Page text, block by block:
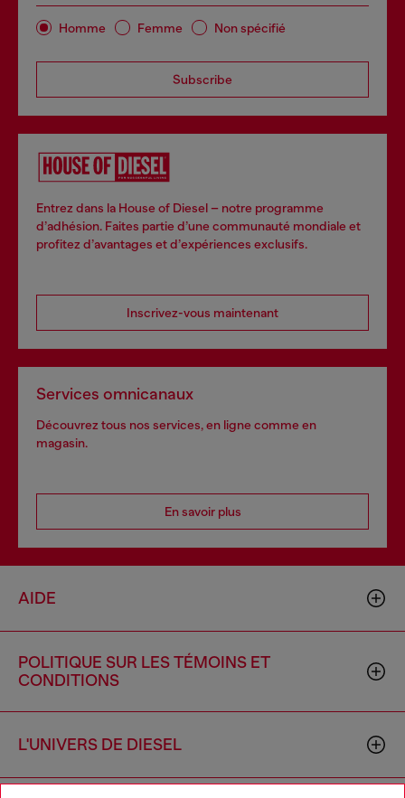
Homme Femme Non spécifié
Subscribe
Entrez dans la House of Diesel – notre programme
d’adhésion. Faites partie d’une communauté mondiale et
profitez d’avantages et d’expériences exclusifs.
Inscrivez-vous maintenant
Services omnicanaux
Découvrez tous nos services, en ligne comme en
magasin.
En savoir plus
AIDE
POLITIQUE SUR LES TÉMOINS ET
CONDITIONS
L'UNIVERS DE DIESEL